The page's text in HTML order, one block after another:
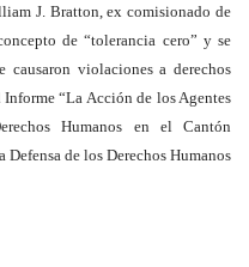
J. Bratton, ex comisionado de
de “tolerancia cero” y se
causaron violaciones a derechos
“La Acción de los Agentes
Humanos en el Cantón
de los Derechos Humanos